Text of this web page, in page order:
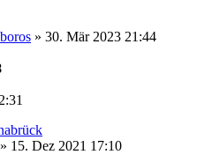
» 30. Mär 2023 21:44
» 15. Dez 2021 17:10